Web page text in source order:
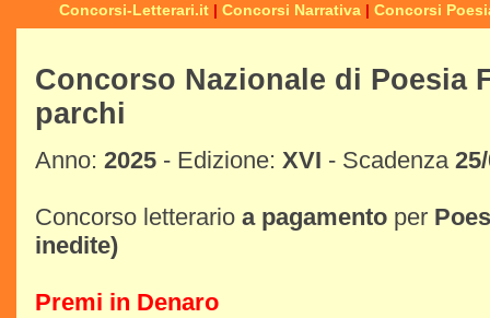
Concorsi-Letterari.it | Concorsi Narrativa | Concorsi
Concorso Nazionale di Poesia
parchi
Anno: 2025 - Edizione: XVI - Scadenza
Concorso letterario a pagamento per
inedite)
Premi in Denaro